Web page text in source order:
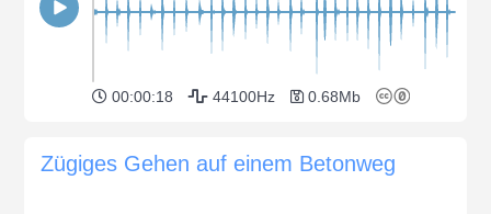
00:00:18 44100Hz 0.68Mb
Zügiges Gehen auf einem Betonweg